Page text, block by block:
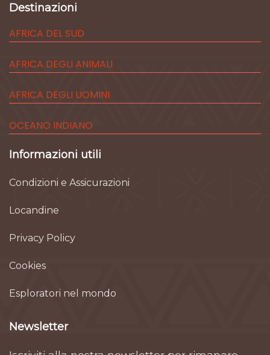
Destinazioni
AFRICA DEL SUD
AFRICA DEGLI ANIMALI
AFRICA DEGLI UOMINI
OCEANO INDIANO
Informazioni utili
Condizioni e Assicurazioni
Locandine
Privacy Policy
Cookies
Esploratori nel mondo
Newsletter